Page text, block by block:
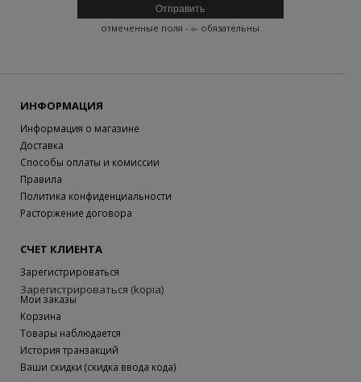
отмеченные поля - - обязательны
ИНФОРМАЦИЯ
Информация о магазине
Доставка
Способы оплаты и комиссии
Правила
Политика конфиденциальности
Расторжение договора
СЧЕТ КЛИЕНТА
Зарегистрироваться
Зарегистрироваться (kopia)
Мои заказы
Корзина
Товары наблюдается
История транзакций
Ваши скидки (скидка ввода кода)